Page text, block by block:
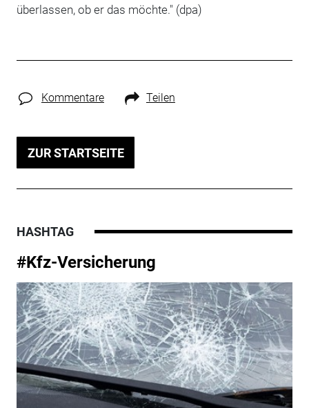
überlassen, ob er das möchte." (dpa)
Kommentare Teilen
ZUR STARTSEITE
HASHTAG
#Kfz-Versicherung